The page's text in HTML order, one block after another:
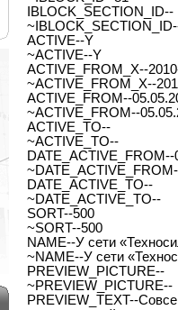
IBLOCK_SECTION_ID--
ACTIVE--Y
~ACTIVE--Y
ACTIVE_FROM_X--
~ACTIVE_FROM_X--
ACTIVE_FROM--
~ACTIVE_FROM--
ACTIVE_TO--
~ACTIVE_TO--
DATE_ACTIVE_FROM--
DATE_ACTIVE_TO--
~DATE_ACTIVE_TO--
SORT--500
~SORT--500
NAME--У сети
~NAME--У сети
PREVIEW_PICTURE--
~PREVIEW_PICTURE--
PREVIEW_TEXT--